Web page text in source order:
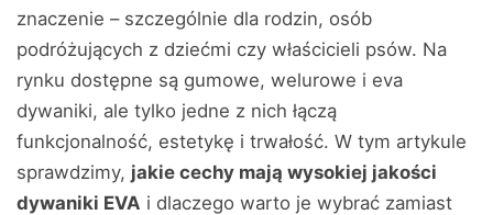
znaczenie – szczególnie dla rodzin, osób
podróżujących z dziećmi czy właścicieli psów. Na
rynku dostępne są gumowe, welurowe i eva
dywaniki, ale tylko jedne z nich łączą
funkcjonalność, estetykę i trwałość. W tym artykule
sprawdzimy, jakie cechy mają wysokiej jakości
dywaniki EVA i dlaczego warto je wybrać zamiast